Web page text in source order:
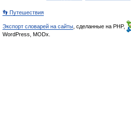
👣 Путешествия
Экспорт словарей на сайты , сделанные на PHP,
WordPress, MODx.